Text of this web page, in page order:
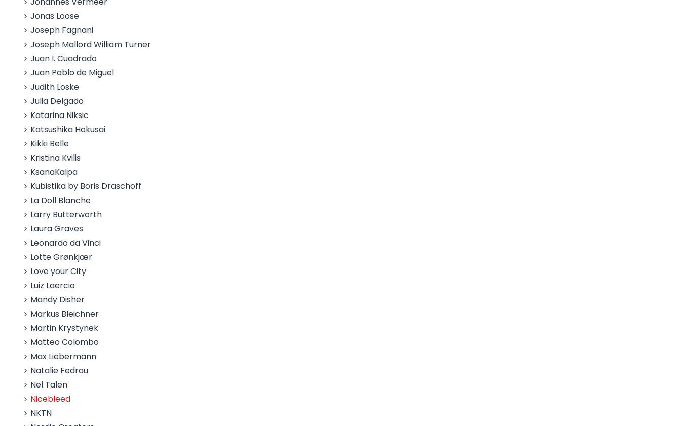
Jonas Loose
Joseph Fagnani
Joseph Mallord William Turner
Juan I. Cuadrado
Juan Pablo de Miguel
Judith Loske
Julia Delgado
Katarina Niksic
Katsushika Hokusai
Kikki Belle
Kristina Kvilis
KsanaKalpa
Kubistika by Boris Draschoff
La Doll Blanche
Larry Butterworth
Laura Graves
Leonardo da Vinci
Lotte Grønkjær
Love your City
Luiz Laercio
Mandy Disher
Markus Bleichner
Martin Krystynek
Matteo Colombo
Max Liebermann
Natalie Fedrau
Nel Talen
Nicebleed
NKTN